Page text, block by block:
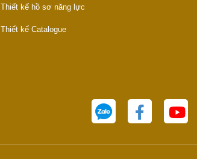
Thiết kế hồ sơ năng lực
Thiết kế Catalogue